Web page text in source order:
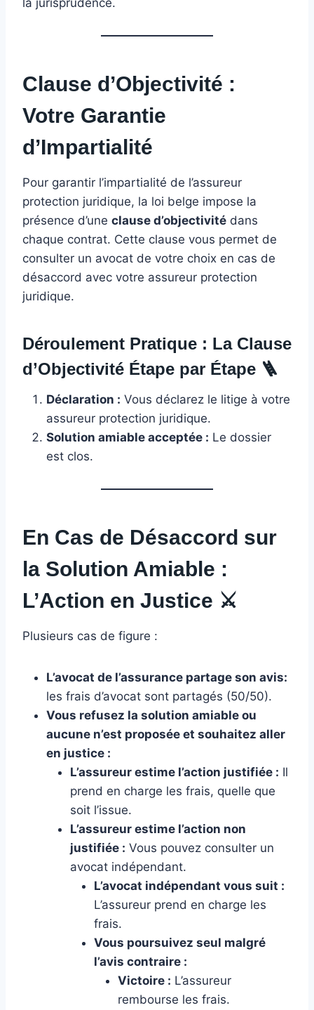
Clause d’Objectivité :
Votre Garantie
d’Impartialité
Pour garantir l’impartialité de l’assureur
protection juridique, la loi belge impose la
présence d’une clause d’objectivité dans
chaque contrat. Cette clause vous permet de
consulter un avocat de votre choix en cas de
désaccord avec votre assureur protection
juridique.
Déroulement Pratique : La Clause
d’Objectivité Étape par Étape 🪜
Déclaration : Vous déclarez le litige à votre
assureur protection juridique.
Solution amiable acceptée : Le dossier
est clos.
En Cas de Désaccord sur
la Solution Amiable :
L’Action en Justice ⚔️
Plusieurs cas de figure :
L’avocat de l’assurance partage son avis:
les frais d’avocat sont partagés (50/50).
Vous refusez la solution amiable ou
aucune n’est proposée et souhaitez aller
en justice :
L’assureur estime l’action justifiée : Il
prend en charge les frais, quelle que
soit l’issue.
L’assureur estime l’action non
justifiée : Vous pouvez consulter un
avocat indépendant.
L’avocat indépendant vous suit :
L’assureur prend en charge les
frais.
Vous poursuivez seul malgré
l’avis contraire :
Victoire : L’assureur
rembourse les frais.